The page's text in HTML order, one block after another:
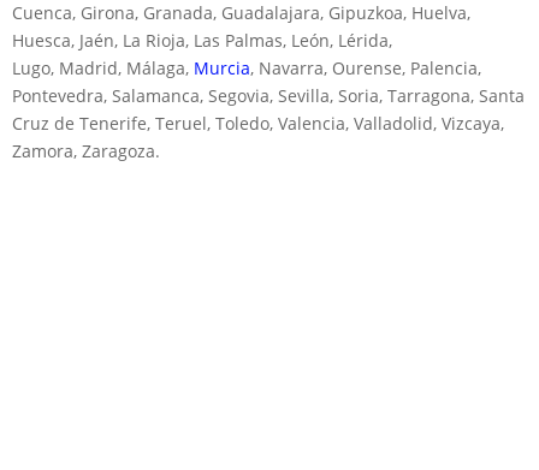
Cuenca, Girona, Granada, Guadalajara, Gipuzkoa, Huelva,
Huesca, Jaén, La Rioja, Las Palmas, León, Lérida,
Lugo, Madrid, Málaga, Murcia, Navarra, Ourense, Palencia,
Pontevedra, Salamanca, Segovia, Sevilla, Soria, Tarragona, Santa
Cruz de Tenerife, Teruel, Toledo, Valencia, Valladolid, Vizcaya,
Zamora, Zaragoza.